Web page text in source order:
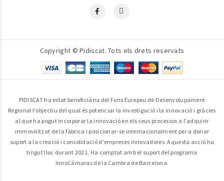
Copyright © Pidiscat. Tots els drets reservats
PIDISCAT ha estat beneficiària del Fons Europeu de Desenvolupament
Regional l'objectiu del qual és potenciar la investigació i la innovació i gràcies
al que ha pogut incorporar la innovació en els seus processos a l'adquirir
immovilitzat de la fàbrica i posicionar-se internacionalment per a donar
suport a la creació i consolidació d'empreses innovadores. Aquesta acció ha
tingut lloc durant 2021. Ha comptat amb el suport del programa
InnoCámaras de la Cambra de Barcelona.